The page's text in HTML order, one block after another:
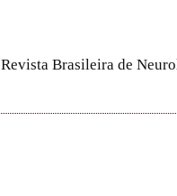
Revista Brasileira de